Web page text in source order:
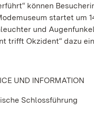
können
startet um
und
trifft Okzident“ dazu
UND INFORMATION
Schlossführung